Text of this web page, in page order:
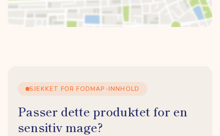
SJEKKET FOR FODMAP-INNHOLD
Passer dette produktet for en
sensitiv mage?